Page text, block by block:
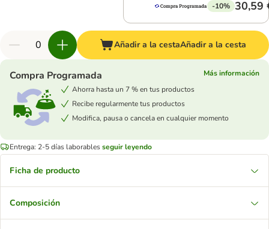
-10% 30,59
Añadir a la cestaAñadir a la cesta
Compra Programada
Más información
Ahorra hasta un 7 % en tus productos
Recibe regularmente tus productos
Modifica, pausa o cancela en cualquier momento
Entrega: 2-5 días laborablesseguir leyendo
Ficha de producto
Composición